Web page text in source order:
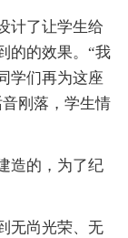
了让学生给
的的效果。“我
学们再为这座
刚落，学生情
的，为了纪
尚光荣、无